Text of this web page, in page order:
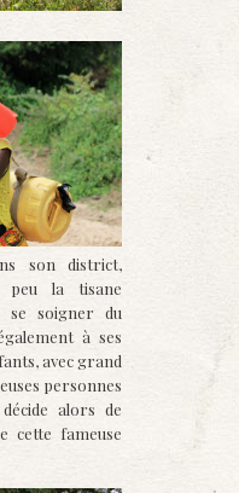
son district,
peu la tisane
se soigner du
à ses
avec grand
personnes
alors de
cette fameuse